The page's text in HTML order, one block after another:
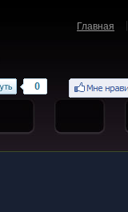
Главная